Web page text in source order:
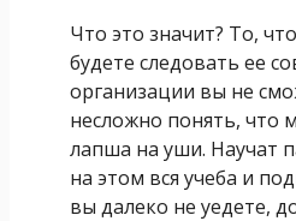
Что это значит? То,
будете следовать ее
организации вы не
несложно понять, что
лапша на уши. Научат
на этом вся учеба и
вы далеко не уедете,